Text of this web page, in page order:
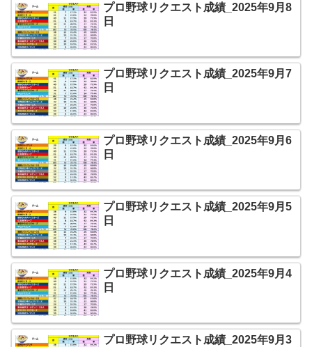
プロ野球リクエスト成績_2025年9月8
日
プロ野球リクエスト成績_2025年9月7
日
プロ野球リクエスト成績_2025年9月6
日
プロ野球リクエスト成績_2025年9月5
日
プロ野球リクエスト成績_2025年9月4
日
プロ野球リクエスト成績_2025年9月3